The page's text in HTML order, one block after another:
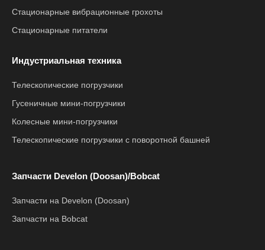
Стационарные вибрационные грохоты
Стационарные питатели
Индустриальная техника
Телескопические погрузчики
Гусеничные мини-погрузчики
Колесные мини-погрузчики
Телескопические погрузчики с поворотной башней
Запчасти Develon (Doosan)/Bobcat
Запчасти на Develon (Doosan)
Запчасти на Bobcat